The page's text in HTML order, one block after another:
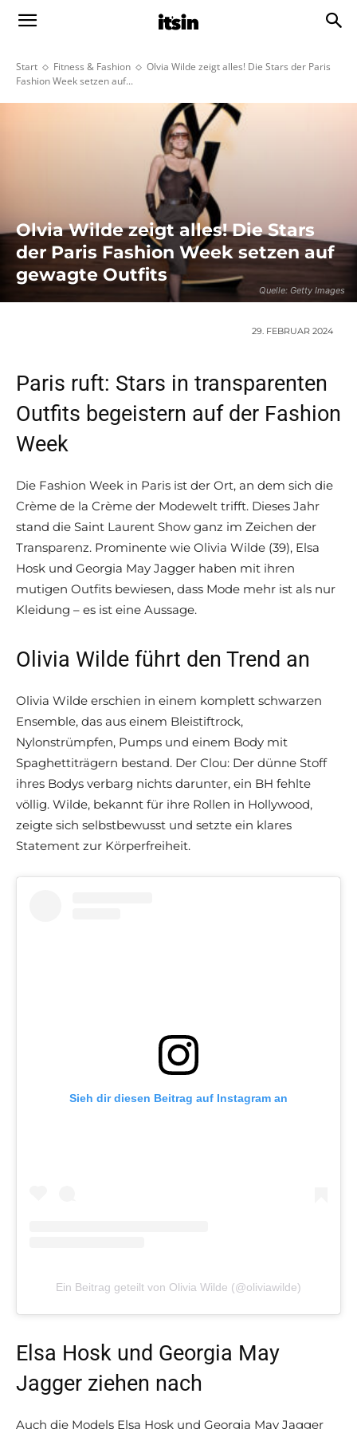
Start Fitness & Fashion
Olvia Wilde zeigt alles! Die Stars der Paris
Fashion Week setzen auf...
Quelle: Getty Images
Olvia Wilde zeigt alles! Die Stars
der Paris Fashion Week setzen auf
gewagte Outfits
29. FEBRUAR 2024
Paris ruft: Stars in transparenten
Outfits begeistern auf der Fashion
Week
Die Fashion Week in Paris ist der Ort, an dem sich die
Crème de la Crème der Modewelt trifft. Dieses Jahr
stand die Saint Laurent Show ganz im Zeichen der
Transparenz. Prominente wie Olivia Wilde (39), Elsa
Hosk und Georgia May Jagger haben mit ihren
mutigen Outfits bewiesen, dass Mode mehr ist als nur
Kleidung – es ist eine Aussage.
Olivia Wilde führt den Trend an
Olivia Wilde erschien in einem komplett schwarzen
Ensemble, das aus einem Bleistiftrock,
Nylonstrümpfen, Pumps und einem Body mit
Spaghettiträgern bestand. Der Clou: Der dünne Stoff
ihres Bodys verbarg nichts darunter, ein BH fehlte
völlig. Wilde, bekannt für ihre Rollen in Hollywood,
zeigte sich selbstbewusst und setzte ein klares
Statement zur Körperfreiheit.
Sieh dir diesen Beitrag auf Instagram an
Ein Beitrag geteilt von Olivia Wilde (@oliviawilde)
Elsa Hosk und Georgia May
Jagger ziehen nach
Auch die Models Elsa Hosk und Georgia May Jagger